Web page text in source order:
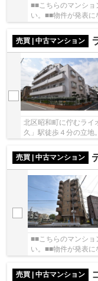
■■こちらのマンショ
い。■■物件が発表に
売買 | 中古マンション
北区昭和町に佇むライ
久」駅徒歩４分の立地
売買 | 中古マンション
■■こちらのマンショ
い。■■物件が発表に
売買 | 中古マンション